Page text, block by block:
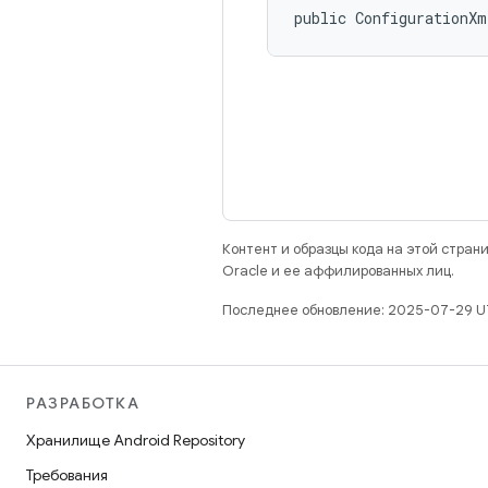
public
Контент и образцы кода на этой
Oracle и ее аффилированных лиц.
Последнее обновление: 2025-07-29
РАЗРАБОТКА
Хранилище Android Repository
Требования